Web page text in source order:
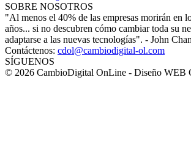
SOBRE NOSOTROS
"Al menos el 40% de las empresas morirán en
años... si no descubren cómo cambiar toda su
adaptarse a las nuevas tecnologías". - John
Contáctenos: cdol@cambiodigital-ol.com
SÍGUENOS
© 2026 CambioDigital OnLine - Diseño WEB